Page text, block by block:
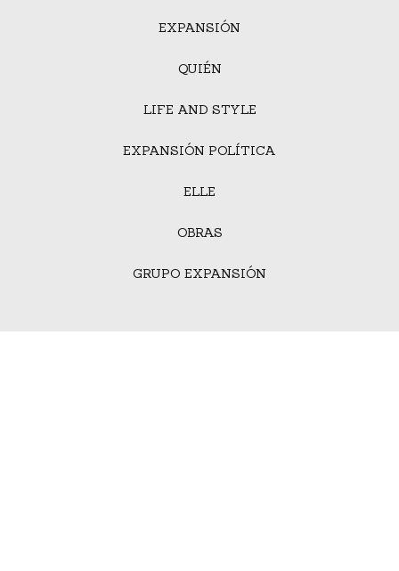
EXPANSIÓN
QUIÉN
LIFE AND STYLE
EXPANSIÓN POLÍTICA
ELLE
OBRAS
GRUPO EXPANSIÓN